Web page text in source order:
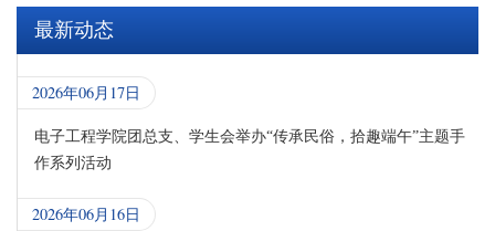
最新动态
2026年06月17日
电子工程学院团总支、学生会举办“传承民俗，拾趣端午”主题手
作系列活动
2026年06月16日